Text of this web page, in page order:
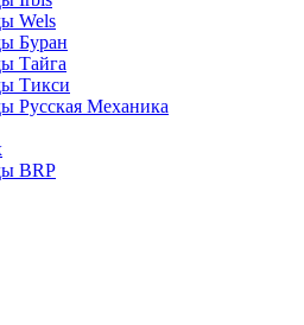
Wels
Буран
Тайга
Тикси
Русская Механика
BRP